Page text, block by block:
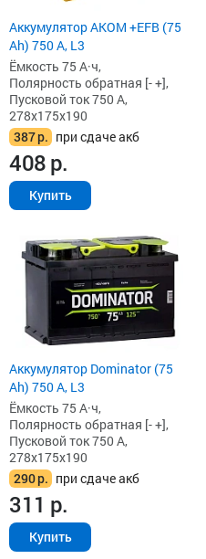
Аккумулятор AKOM +EFB (75
Ah) 750 А, L3
Ёмкость 75 А·ч,
Полярность обратная [- +],
Пусковой ток 750 А,
278x175x190
387р. при сдаче акб
408р.
Купить
Аккумулятор Dominator (75
Ah) 750 А, L3
Ёмкость 75 А·ч,
Полярность обратная [- +],
Пусковой ток 750 А,
278x175x190
290р. при сдаче акб
311 р.
Купить